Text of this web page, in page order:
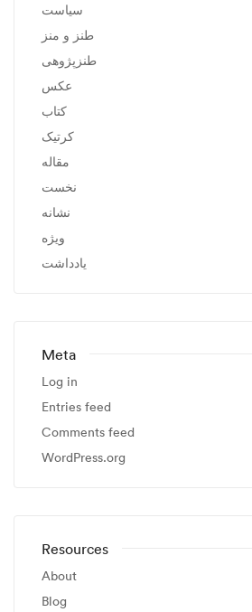
سیاست
طنز و منز
طنزپژوهی
عکس
کتاب
کرتیک
مقاله
نخست
نشانه
ویژه
یادداشت
Meta
Log in
Entries feed
Comments feed
WordPress.org
Resources
About
Blog